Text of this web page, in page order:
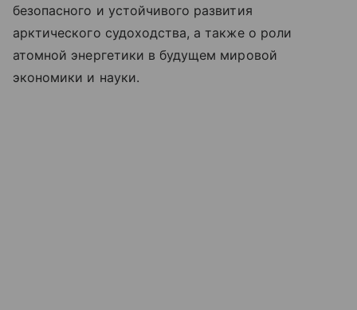
безопасного и устойчивого развития
арктического судоходства, а также о роли
атомной энергетики в будущем мировой
экономики и науки.